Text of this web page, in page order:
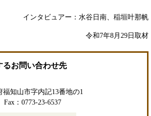
インタビュアー：水谷日南、稲垣叶那帆
令和7年8月29日取材
るお問い合わせ先
福知山市字内記13番地の1
Fax：0773-23-6537